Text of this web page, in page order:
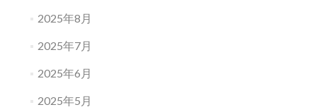
2025年8月
2025年7月
2025年6月
2025年5月